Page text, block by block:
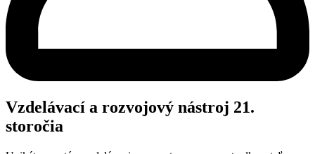
Vzdelávací a rozvojový nástroj 21.
storočia